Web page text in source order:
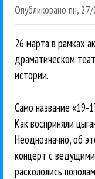
Опубликовано пн,
26 марта в рамках
драматическом
истории.
Само название «19-
Как восприняли
Неоднозначно, об
концерт с
раскололись